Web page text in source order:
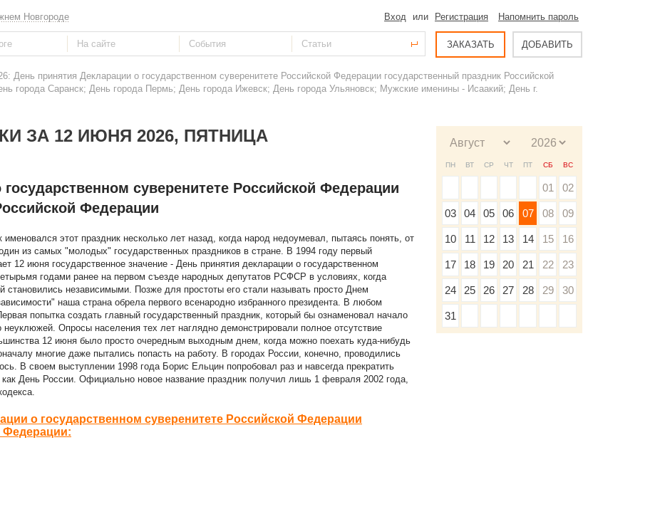
Новгороде Вход или Регистрация Напомнить пароль
ЗАКАЗАТЬ ДОБАВИТЬ
День принятия Декларации о государственном суверенитете Российской Федерации государственный праздник Российской
города Саранск; День города Пермь; День города Ижевск; День города Ульяновск; Мужские именины - Исаакий; День г.
ЗА 12 ИЮНЯ 2026, ПЯТНИЦА
суверенитете Российской Федерации
Федерации
этот праздник несколько лет назад, когда народ недоумевал, пытаясь понять, от
из самых "молодых" государственных праздников в стране. В 1994 году первый
12 июня государственное значение - День принятия декларации о государственном
годами ранее на первом съезде народных депутатов РСФСР в условиях, когда
становились независимыми. Позже для простоты его стали называть просто Днем
наша страна обрела первого всенародно избранного президента. В любом
попытка создать главный государственный праздник, который бы ознаменовал начало
Опросы населения тех лет наглядно демонстрировали полное отсутствие
12 июня было просто очередным выходным днем, когда можно поехать куда-нибудь
многие даже пытались попасть на работу. В городах России, конечно, проводились
В своем выступлении 1998 года Борис Ельцин попробовал раз и навсегда прекратить
День России. Официально новое название праздник получил лишь 1 февраля 2002 года,
о государственном суверенитете Российской Федерации
Федерации:
ПН ВТ СР ЧТ ПТ СБ ВС
01 02
03 04 05 06 07 08 09
10 11 12 13 14 15 16
17 18 19 20 21 22 23
24 25 26 27 28 29 30
31